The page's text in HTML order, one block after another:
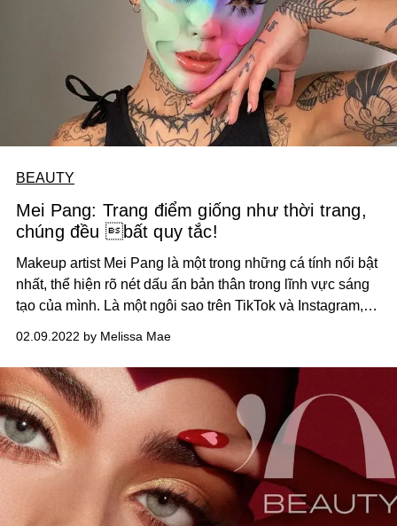
BEAUTY
Mei Pang: Trang điểm giống như thời trang,
chúng đều bất quy tắc!
Makeup artist Mei Pang là một trong những cá tính nổi bật
nhất, thể hiện rõ nét dấu ấn bản thân trong lĩnh vực sáng
tạo của mình. Là một ngôi sao trên TikTok và Instagram,
nghệ sĩ trang điểm tài năng này.
02.09.2022 by Melissa Mae